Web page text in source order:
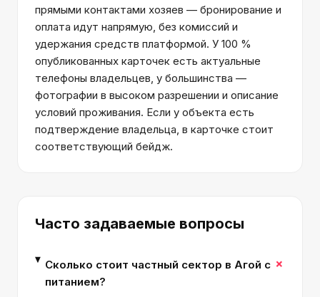
прямыми контактами хозяев — бронирование и
оплата идут напрямую, без комиссий и
удержания средств платформой. У 100 %
опубликованных карточек есть актуальные
телефоны владельцев, у большинства —
фотографии в высоком разрешении и описание
условий проживания. Если у объекта есть
подтверждение владельца, в карточке стоит
соответствующий бейдж.
Часто задаваемые вопросы
Сколько стоит частный сектор в Агой с
питанием?
+